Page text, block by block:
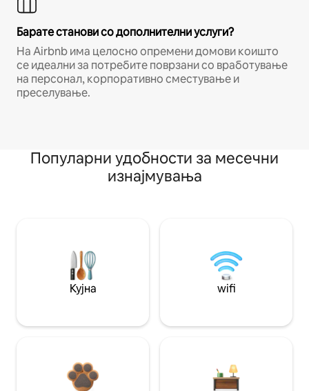
Барате станови со дополнителни услуги?
На Airbnb има целосно опремени домови коишто
се идеални за потребите поврзани со вработување
на персонал, корпоративно сместување и
преселување.
Популарни удобности за месечни
изнајмувања
Кујна wifi